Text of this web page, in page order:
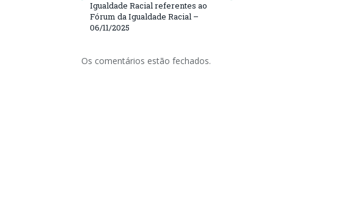
Igualdade Racial referentes ao
Fórum da Igualdade Racial –
06/11/2025
Os comentários estão fechados.